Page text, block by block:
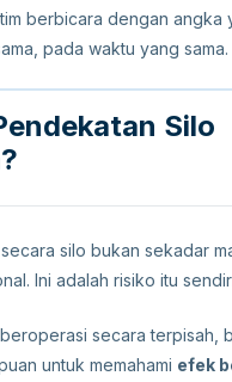
berbicara dengan angka
pada waktu yang sama.
Silo
silo bukan sekadar
Ini adalah risiko itu
secara terpisah,
untuk memahami efek